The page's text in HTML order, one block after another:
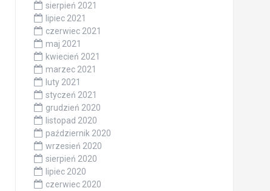
sierpień 2021
lipiec 2021
czerwiec 2021
maj 2021
kwiecień 2021
marzec 2021
luty 2021
styczeń 2021
grudzień 2020
listopad 2020
październik 2020
wrzesień 2020
sierpień 2020
lipiec 2020
czerwiec 2020